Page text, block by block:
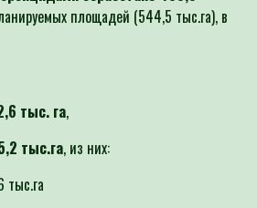
площадей (544,5 тыс.га), в
тыс. га
тыс.га , из них: